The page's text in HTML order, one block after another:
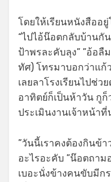
โดยให้เรียนหนังสืออยู่
“ไปไอ้น๊อตกลับบ้านกั
ป้าพรละคับลุง” ”อ้อลื
ทัศ) โทรมาบอกว่าแก้
เลยลาโรงเรียนไปช่ว
อาทิตย์ก็เป็นห้าวัน กูก็
ประเมินงานเจ้าหน้าที่
”วันนี้เราคงต้องกินข้
อะไรอะคับ ”น๊อตถาม
เบอะนั่งข้างคนขับมีก